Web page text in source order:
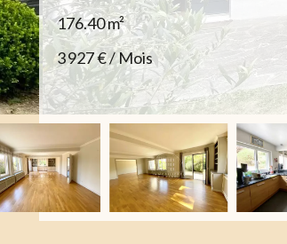
176.40m²
3 927 € / Mois